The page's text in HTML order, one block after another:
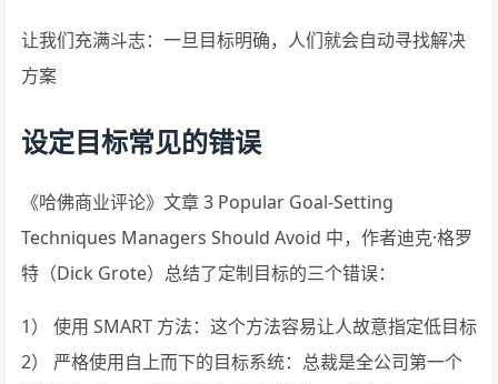
让我们充满斗志：一旦目标明确，人们就会自动寻找解决
方案
设定目标常见的错误
《哈佛商业评论》文章 3 Popular Goal-Setting
Techniques Managers Should Avoid 中，作者迪克·格罗
特（Dick Grote）总结了定制目标的三个错误：
1） 使用 SMART 方法：这个方法容易让人故意指定低目标
2） 严格使用自上而下的目标系统：总裁是全公司第一个